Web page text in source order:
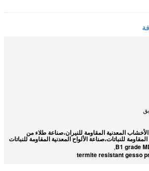
المعدنية المقاومة للنيران،صناعة طلاء من
للنباتات،صناعة الألواح المعدنية المقاومة للنباتات
B1 grade
,
termite resistant gesso